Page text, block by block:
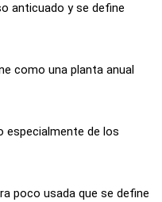
anticuado y se define
como una planta anual
especialmente de los
poco usada que se define